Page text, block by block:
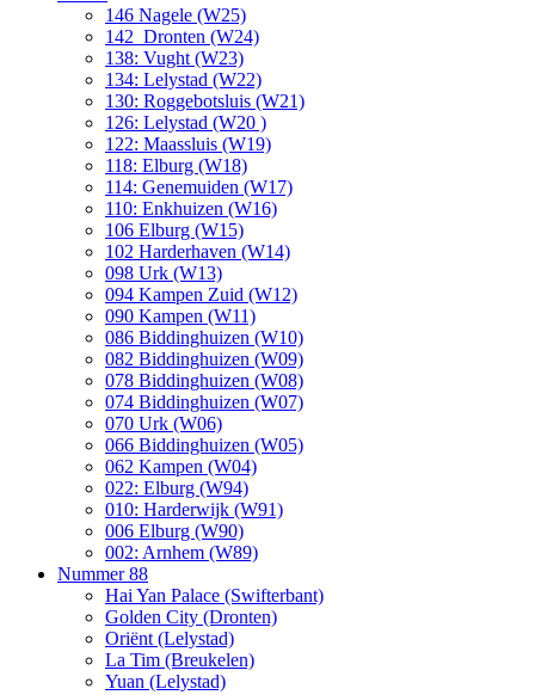
146 Nagele (W25)
142 Dronten (W24)
138: Vught (W23)
134: Lelystad (W22)
130: Roggebotsluis (W21)
126: Lelystad (W20 )
122: Maassluis (W19)
118: Elburg (W18)
114: Genemuiden (W17)
110: Enkhuizen (W16)
106 Elburg (W15)
102 Harderhaven (W14)
098 Urk (W13)
094 Kampen Zuid (W12)
090 Kampen (W11)
086 Biddinghuizen (W10)
082 Biddinghuizen (W09)
078 Biddinghuizen (W08)
074 Biddinghuizen (W07)
070 Urk (W06)
066 Biddinghuizen (W05)
062 Kampen (W04)
022: Elburg (W94)
010: Harderwijk (W91)
006 Elburg (W90)
002: Arnhem (W89)
Nummer 88
Hai Yan Palace (Swifterbant)
Golden City (Dronten)
Oriënt (Lelystad)
La Tim (Breukelen)
Yuan (Lelystad)